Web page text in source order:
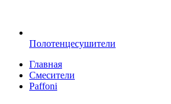
Полотенцесушители
Главная
Смесители
Paffoni